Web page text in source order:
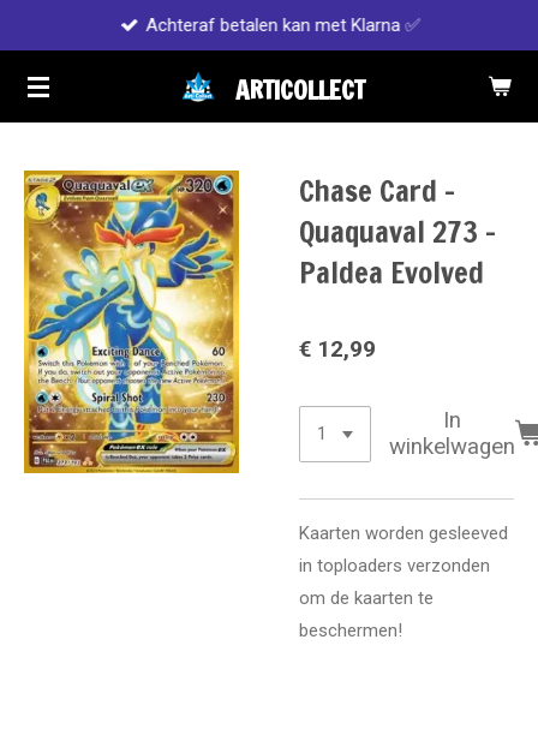
naar
de
ARTICOLLECT
Achteraf betalen kan met Klarna ✅
Chase Card -
Quaquaval 273 -
Paldea Evolved
€ 12,99
In
winkelwagen
Kaarten worden gesleeved
in toploaders verzonden
om de kaarten te
beschermen!